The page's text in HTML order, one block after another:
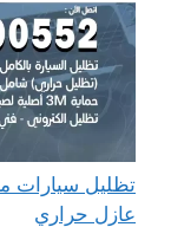
عازل حراري